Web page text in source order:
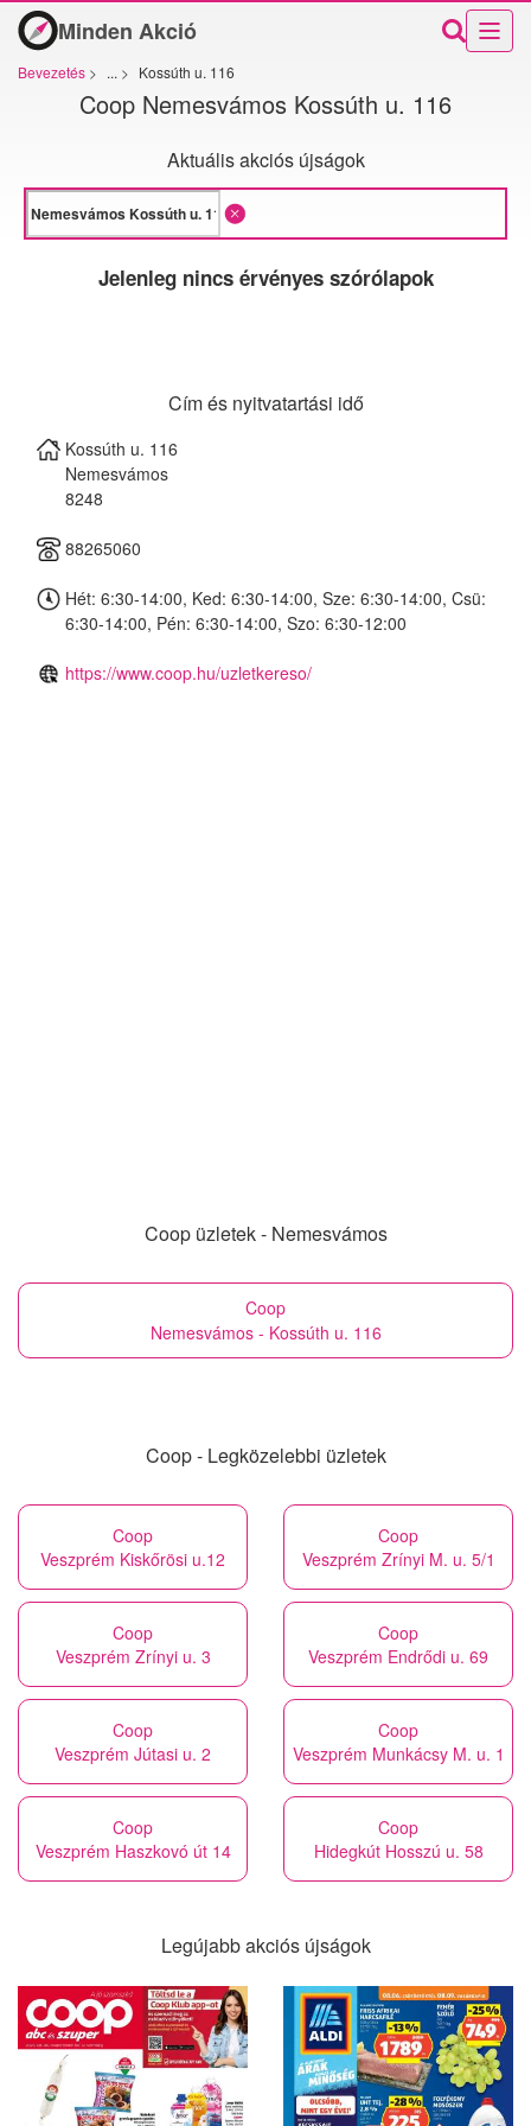
Minden Akció
Bevezetés > ... > Kossúth u. 116
Coop Nemesvámos Kossúth u. 116
Aktuális akciós újságok
Jelenleg nincs érvényes szórólapok
Cím és nyitvatartási idő
Kossúth u. 116
Nemesvámos
8248
88265060
Hét: 6:30-14:00, Ked: 6:30-14:00, Sze: 6:30-14:00, Csü:
6:30-14:00, Pén: 6:30-14:00, Szo: 6:30-12:00
https://www.coop.hu/uzletkereso/
Coop üzletek - Nemesvámos
Coop
Nemesvámos - Kossúth u. 116
Coop - Legközelebbi üzletek
Coop
Veszprém Kiskőrösi u.12
Coop
Veszprém Zrínyi M. u. 5/1
Coop
Veszprém Zrínyi u. 3
Coop
Veszprém Endrődi u. 69
Coop
Veszprém Jútasi u. 2
Coop
Veszprém Munkácsy M. u. 1
Coop
Veszprém Haszkovó út 14
Coop
Hidegkút Hosszú u. 58
Legújabb akciós újságok